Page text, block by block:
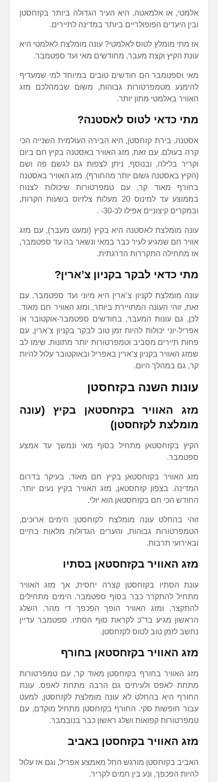
אלמטי, או אלמאטה, היא העיר הגדולה ביותר בקזחסטן
ובין היעדים הפופולריים ביותר במדינה לתיירים.
אז מתי מומלץ לטוס לאלמטי? עונה מומלצת לאלמטי היא
עונת הקיץ וקצת מעבר, מחודשים מאי ועד ספטמבר.
מאי וספטמבר הם חודשים טובים במיוחד למי שמעדיף
להימנע מטמפרטורות גבוהות, משום שבמהלכם מזג
האוויר באלמטי מתון יותר.
מתי כדאי לטוס לאסטנה?
אסטנה, בירת קזחסטן, היא הבירה העולמית השנייה הכי
קרה בעולם. עם זאת, מזג האוויר באסטנה בקיץ חם ביום
וקריר בלילה, ובנוסף, ניתן לצפות גם לגשם פה ושם
(הקיץ באסטנה גשום יותר מהחורף). מזג האוויר באסטנה
בחורף מאוד קר, עם טמפרטורות שיכולות לצנוח
בממוצע עד למינוס 20 מעלות צלזיוס בשעות הקרות,
ובמקרים קיצוניים אפילו לכ-30- .
עונה מומלצת לאסטנה היא בקיץ (ומעט מעבר), עם מזג
אוויר חם שמגיע לעיר כבר במאי ונשאר בה עד ספטמבר,
אז מתחילה התקררות הדרגתית.
מתי כדאי לבקר בקניון צ’ארין?
עונה מומלצת לקניון צ’ארין היא מיוני ועד ספטמבר. עם
זאת, זוהי העונה המתויירת ביותר, ומזג האוויר חם מאוד.
לכן, גם עונות המעבר, בחודשים ספטמבר-אוקטובר או
אפריל-יוני יכולות להיות זמן טוב לבקר בקניון צ’ארין, עם
פחות תיירים מסביב וטמפרטורות יותר מתונות. שימו לב
שמזג האוויר בקניון צ’ארין באפריל ובאוקטובר עלול להיות
קר, גם במהלך היום.
עונות השנה בקזחסטן
מזג האוויר בקזחסטאן בקיץ (עונה
מומלצת לקזחסטן)
הקיץ בקזחסטאן מתחיל בסוף מאי ונמשך עד אמצע
ספטמבר.
מזג האוויר בקזחסטאן בקיץ חם מאוד, בעיקר בדרום
המדינה. בצפון קזחסטאן, מזג האוויר בקיץ נעים יותר.
החודש הכי חם בקזחסטאן הוא יולי.
זוהי בהחלט עונה מומלצת לקזחסטן: הימים ארוכים,
הטמפרטורות גבוהות, והערים הגדולות מלאות בחיים
ובאירועי תרבות.
מזג האוויר בקזחסטאן בסתיו
עונת הסתיו בקזחסטן קצרה יחסית, אך מזג האוויר
מתחיל להתקרר כבר בסוף ספטמבר. הימים מתחילים
להתקצר, ומזג האוויר הופך הפכפך די מהר. השלג
הראשון מגיע בד”כ לקראת סוף הסתיו. ספטמבר עדיין
נחשב לזמן טוב לטוס לקזחסטן.
מזג האוויר בקזחסטאן בחורף
מזג האוויר בחורף בקזחסטן מאוד קר, עם טמפרטורות
מתחת לאפס ולעיתים גם הרבה מתחת לאפס. עונת
החורף היא בהחלט לא עונה מומלצת לקזחסטן, למעט
עבור חופשות סקי. החורף בקזחסטן מתחיל מוקדם, עם
טמפרטורות קפואות ושלג ראשון כבר בנובמבר.
מזג האוויר בקזחסטן באביב
האביב בקזחסטן מורגש החל מאמצע אפריל, וגם אז עלול
להיות הפכפך, ונע בין חמים לקריר.